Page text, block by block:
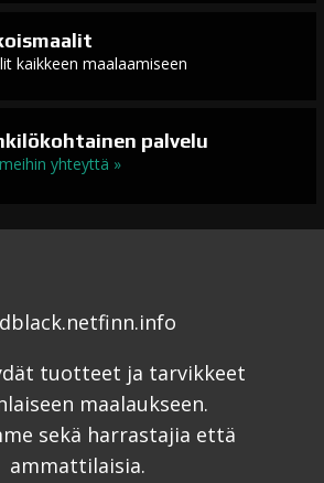
kaikkeen maalaamiseen
palvelu
yhteyttä »
tuotteet ja tarvikkeet
maalaukseen.
sekä harrastajia että
ammattilaisia.